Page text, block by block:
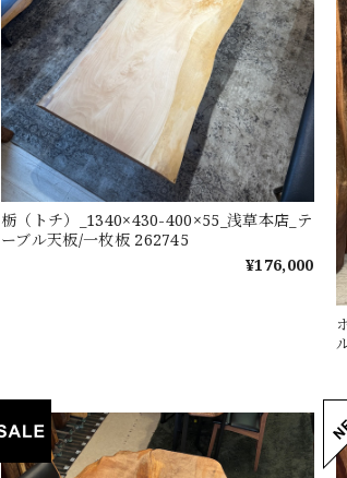
栃（トチ）_1340×430-400×55_浅草本店_テ
ーブル天板/一枚板 262745
¥176,000